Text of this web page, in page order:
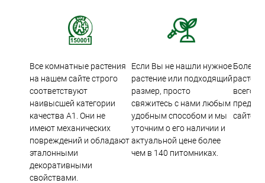
Все комнатные растения
на нашем сайте строго
соответствуют
наивысшей категории
качества А1. Они не
имеют механических
повреждений и обладают
эталонными
декоративными
свойствами.
Если Вы не нашли нужное
растение или подходящий
размер, просто
свяжитесь с нами любым
удобным способом и мы
уточним о его наличии и
актуальной цене более
чем в 140 питомниках.
Более
всего
сайте.